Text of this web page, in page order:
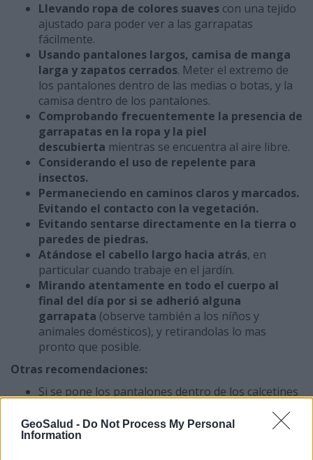
GeoSalud - Do Not Process My Personal
Information
Llevando ropa de colores suaves con una tejido
ajustado para poder ver a las garrapatas
fácilmente.
Usando pantalones largos, camisa de manga
larga y zapatos cerrados. Meter el extremo de
los pantalones dentro de las medias o botas, y la
camisa dentro de los pantalones.
Comprobando frecuentemente la presencia de
garrapatas en la ropa y la piel
descubierta mientras se encuentra al aire libre.
Considerando el uso de repelente para
insectos.
Permaneciendo en caminos claros y marcados.
Evitando el contacto con la vegetación.
Evitando sentarse directamente en la tierra o
paredes de piedras.
Atándose el cabello largo hacia atrás, en
particular cuando trabaje en el jardín.
Mirando atentamente en todo el cuerpo al
final del día por si se adherió alguna
garrapata (observe también a los níños y
animales domésticos), y retirandolas lo mas
pronto que posible.
Otras recomendaciones:
Si se pone los pantalones dentro de los calcetines
cuenta que las garrapatas escalarán hacia zonas
ocultas de la cabeza y el cuello, por lo tanto